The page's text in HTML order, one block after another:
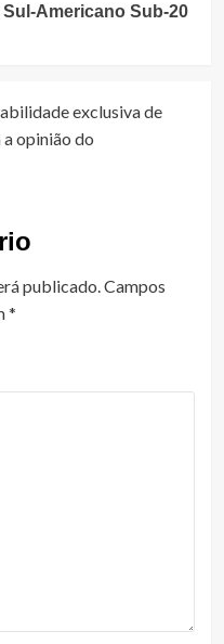
Americano Sub-20
exclusiva de
a opinião do
publicado. Campos
*